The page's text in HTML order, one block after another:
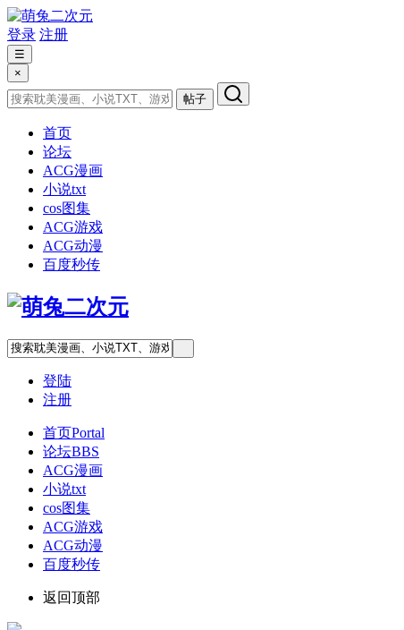
登录 注册
☰
×
帖子
首页
论坛
ACG漫画
小说txt
cos图集
ACG游戏
ACG动漫
百度秒传
登陆
注册
首页Portal
论坛BBS
ACG漫画
小说txt
cos图集
ACG游戏
ACG动漫
百度秒传
返回顶部